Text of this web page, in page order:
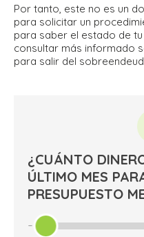
Por tanto, este no es un
para solicitar un
para saber el estado de
consultar más informado
para salir del
¿CUÁNTO
ÚLTIMO MES
PRESUPUESTO
-